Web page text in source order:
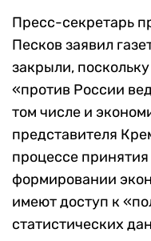
Пресс-секретарь
Песков заявил
закрыли,
«против России
том числе и
представителя
процессе
формировании
имеют доступ к
статистических